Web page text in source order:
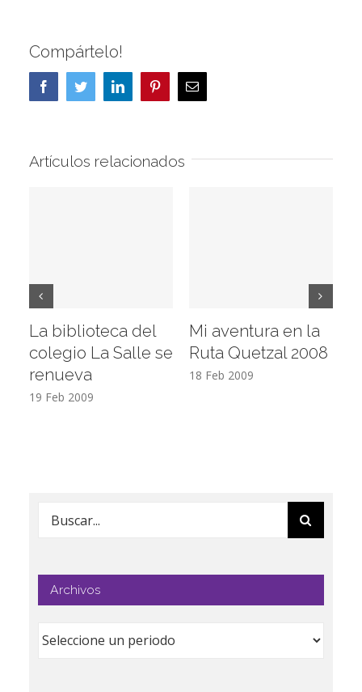
Compártelo!
FacebookTwitterLinkedInPinterestCorreo
electrónico
Artículos relacionados
La biblioteca del
colegio La Salle se
renueva
19 Feb 2009
Mi aventura en la
Ruta Quetzal 2008
18 Feb 2009
Buscar:
Archivos